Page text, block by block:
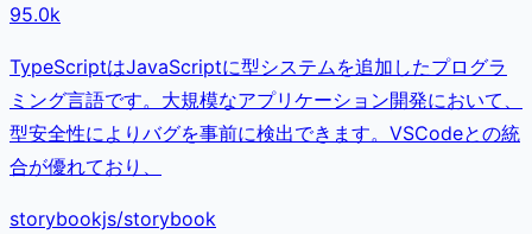
95.0k
TypeScriptはJavaScriptに型システムを追加したプログラ
ミング言語です。大規模なアプリケーション開発において、
型安全性によりバグを事前に検出できます。VSCodeとの統
合が優れており、
storybookjs/storybook